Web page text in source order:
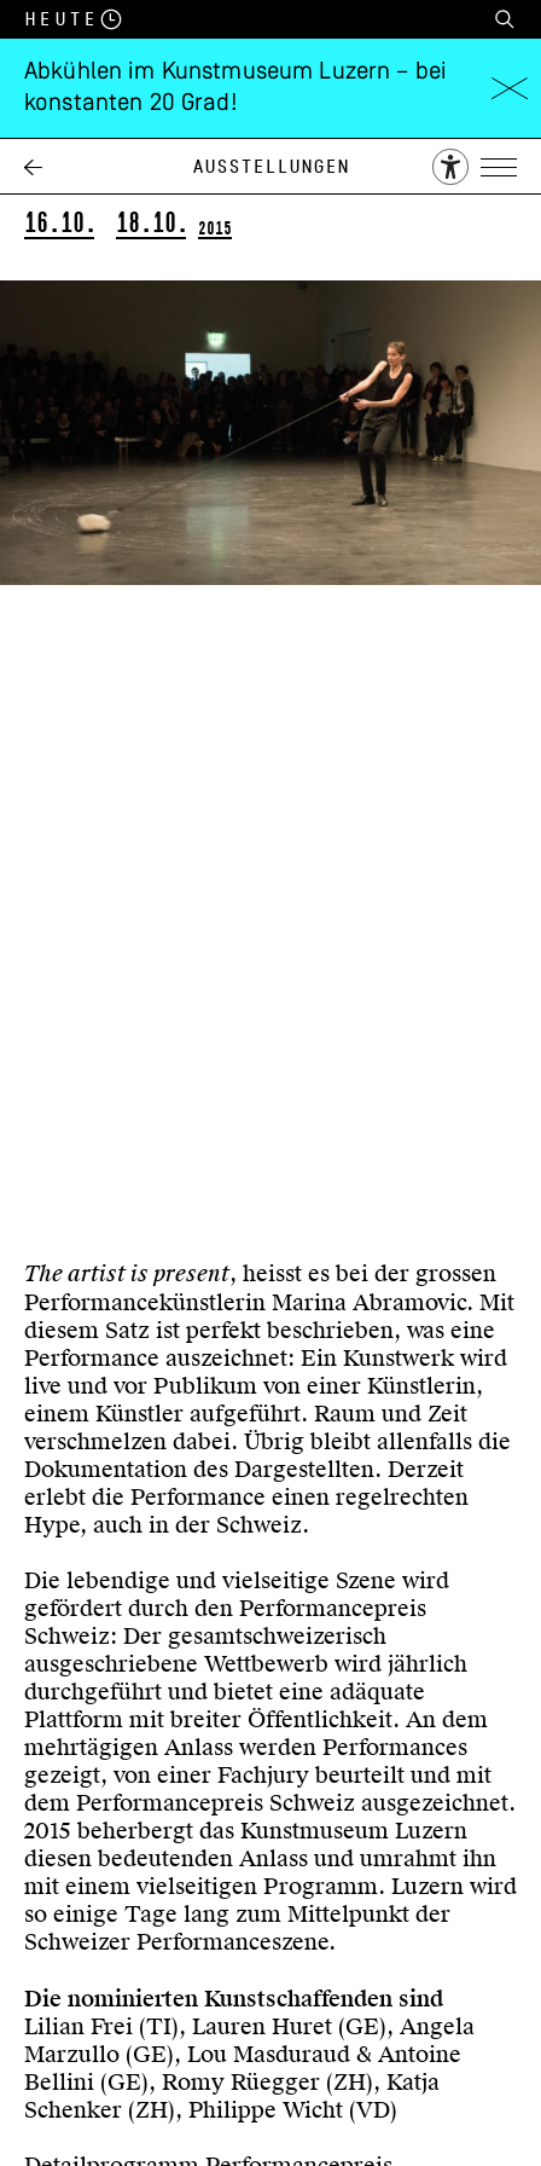
Heute
Abkühlen im Kunstmuseum Luzern – bei
konstanten 20 Grad!
Ausstellungen
Performancepreis
Schweiz
16.10. 18.10. 2015
The artist is present, heisst es bei der grossen
Performancekünstlerin Marina Abramovic. Mit
diesem Satz ist perfekt beschrieben, was eine
Performance auszeichnet: Ein Kunstwerk wird
live und vor Publikum von einer Künstlerin,
einem Künstler aufgeführt. Raum und Zeit
verschmelzen dabei. Übrig bleibt allenfalls die
Dokumentation des Dargestellten. Derzeit
erlebt die Performance einen regelrechten
Hype, auch in der Schweiz.
Die lebendige und vielseitige Szene wird
gefördert durch den Performancepreis
Schweiz: Der gesamtschweizerisch
ausgeschriebene Wettbewerb wird jährlich
durchgeführt und bietet eine adäquate
Plattform mit breiter Öffentlichkeit. An dem
mehrtägigen Anlass werden Performances
gezeigt, von einer Fachjury beurteilt und mit
dem Performancepreis Schweiz ausgezeichnet.
2015 beherbergt das Kunstmuseum Luzern
diesen bedeutenden Anlass und umrahmt ihn
mit einem vielseitigen Programm. Luzern wird
so einige Tage lang zum Mittelpunkt der
Schweizer Performanceszene.
Die nominierten Kunstschaffenden sind
Lilian Frei (TI), Lauren Huret (GE), Angela
Marzullo (GE), Lou Masduraud & Antoine
Bellini (GE), Romy Rüegger (ZH), Katja
Schenker (ZH), Philippe Wicht (VD)